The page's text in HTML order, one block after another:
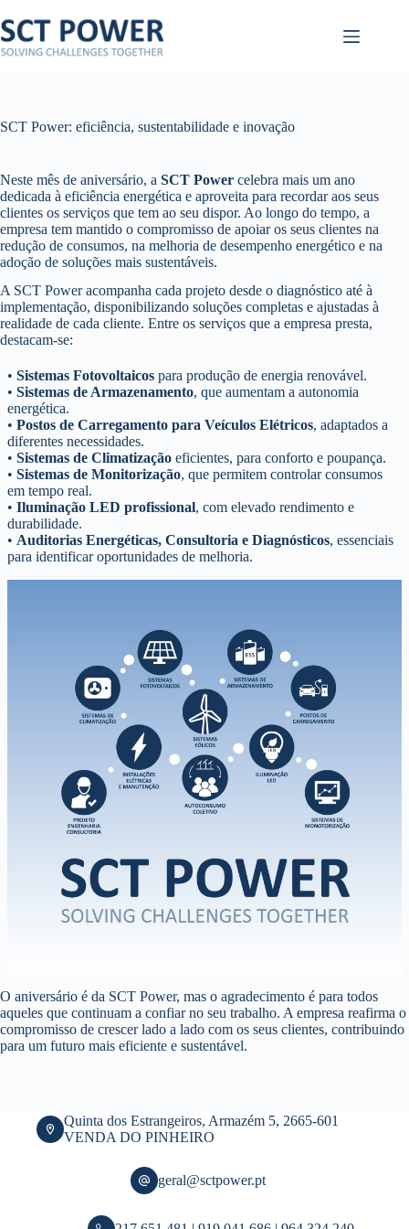
para
o
conteúdo
SCT Power: eficiência, sustentabilidade e inovação
Neste mês de aniversário, a SCT Power celebra mais um ano
dedicada à eficiência energética e aproveita para recordar aos seus
clientes os serviços que tem ao seu dispor. Ao longo do tempo, a
empresa tem mantido o compromisso de apoiar os seus clientes na
redução de consumos, na melhoria de desempenho energético e na
adoção de soluções mais sustentáveis.
A SCT Power acompanha cada projeto desde o diagnóstico até à
implementação, disponibilizando soluções completas e ajustadas à
realidade de cada cliente. Entre os serviços que a empresa presta,
destacam-se:
• Sistemas Fotovoltaicos para produção de energia renovável.
• Sistemas de Armazenamento, que aumentam a autonomia
energética.
• Postos de Carregamento para Veículos Elétricos, adaptados a
diferentes necessidades.
• Sistemas de Climatização eficientes, para conforto e poupança.
• Sistemas de Monitorização, que permitem controlar consumos
em tempo real.
• Iluminação LED profissional, com elevado rendimento e
durabilidade.
• Auditorias Energéticas, Consultoria e Diagnósticos, essenciais
para identificar oportunidades de melhoria.
O aniversário é da SCT Power, mas o agradecimento é para todos
aqueles que continuam a confiar no seu trabalho. A empresa reafirma o
compromisso de crescer lado a lado com os seus clientes, contribuindo
para um futuro mais eficiente e sustentável.
Quinta dos Estrangeiros, Armazém 5, 2665-601
VENDA DO PINHEIRO
geral@sctpower.pt